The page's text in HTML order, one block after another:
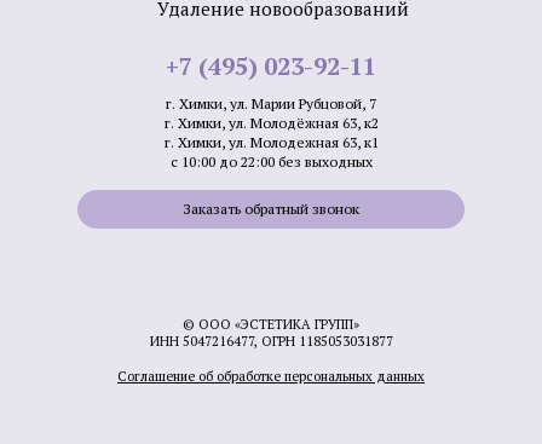
Удаление новообразований
+7 (495) 023-92-11
г. Химки, ул. Марии Рубцовой, 7
г. Химки, ул. Молодёжная 63, к2
г. Химки, ул. Молодежная 63, к1
с 10:00 до 22:00 без выходных
Заказать обратный звонок
© ООО «ЭСТЕТИКА ГРУПП»
ИНН 5047216477, ОГРН 1185053031877
Соглашение об обработке персональных данных